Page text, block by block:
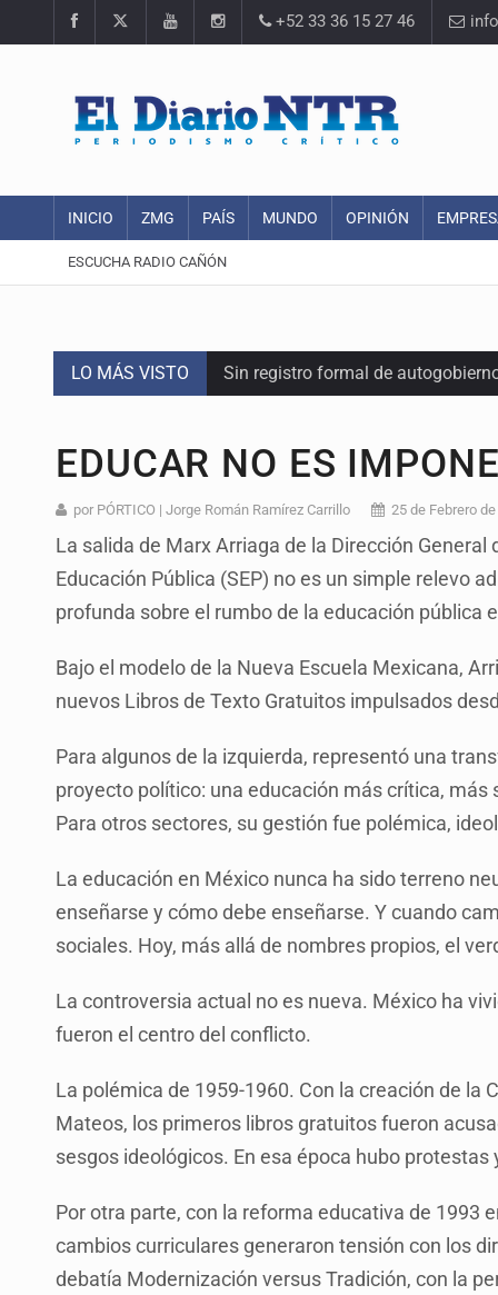
+52 33 36 15 27 46
INICIO ZMG PAÍS MUNDO OPINIÓN
ESCUCHA RADIO CAÑÓN
LO MÁS VISTO Sin registro formal de
Asesinan a tres luego de dos
Mujer resulta lesionada tras
Vinculan a pareja que
Mueren cuatro personas por
Sheinbaum se reúnen secretario
Buscan reformar Ley de Salud
EDUCAR NO ES
por PÓRTICO | Jorge Román Ramírez Carrillo 25 de Febrero
La salida de Marx Arriaga de la Dirección
Educación Pública (SEP) no es un simple relevo
profunda sobre el rumbo de la educación pública
Bajo el modelo de la Nueva Escuela Mexicana,
nuevos Libros de Texto Gratuitos impulsados
Para algunos de la izquierda, representó una
proyecto político: una educación más crítica,
Para otros sectores, su gestión fue polémica,
La educación en México nunca ha sido terreno
enseñarse y cómo debe enseñarse. Y cuando
sociales. Hoy, más allá de nombres propios, el
La controversia actual no es nueva. México ha
fueron el centro del conflicto.
La polémica de 1959-1960. Con la creación de la
Mateos, los primeros libros gratuitos fueron
sesgos ideológicos. En esa época hubo protestas
Por otra parte, con la reforma educativa de 1993
cambios curriculares generaron tensión con los
debatía Modernización versus Tradición, con la